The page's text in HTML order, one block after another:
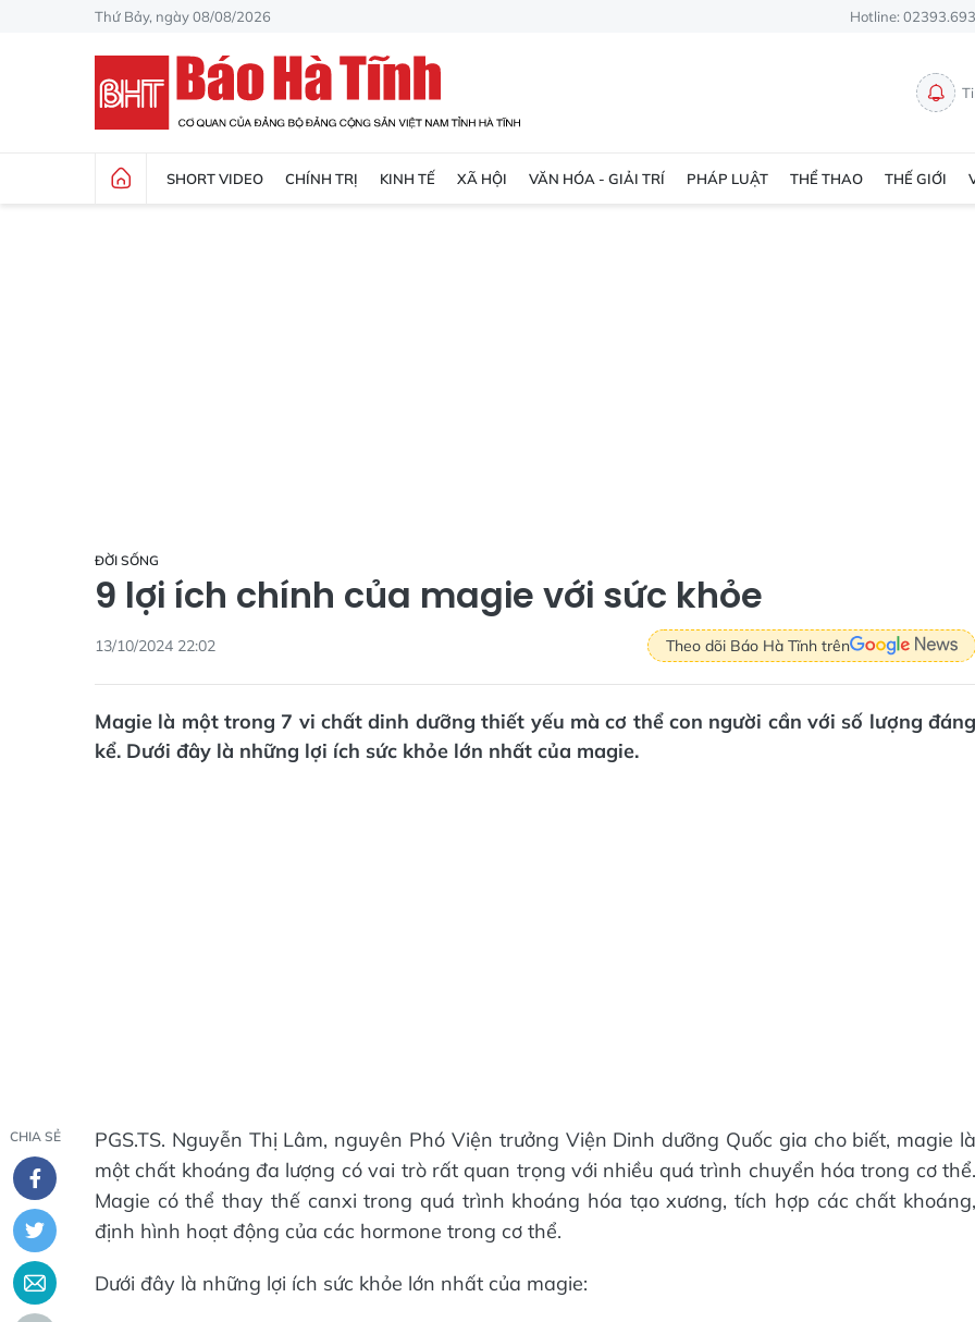
Thứ Bảy, ngày 08/08/2026 Hotline:
SHORT VIDEO CHÍNH TRỊ KINH TẾ XÃ HỘI VĂN HÓA - GIẢI TRÍ PHÁP LUẬT THỂ THAO THẾ GIỚI
ĐỜI SỐNG
9 lợi ích chính của magie với sức khỏe
13/10/2024 22:02 Theo dõi Báo Hà Tĩnh trên
Magie là một trong 7 vi chất dinh dưỡng thiết yếu mà cơ thể con người cần với số lượng đáng
kể. Dưới đây là những lợi ích sức khỏe lớn nhất của magie.
CHIA SẺ
PGS.TS. Nguyễn Thị Lâm, nguyên Phó Viện trưởng Viện Dinh dưỡng Quốc gia cho biết, magie là
một chất khoáng đa lượng có vai trò rất quan trọng với nhiều quá trình chuyển hóa trong cơ thể.
Magie có thể thay thế canxi trong quá trình khoáng hóa tạo xương, tích hợp các chất khoáng,
định hình hoạt động của các hormone trong cơ thể.
Dưới đây là những lợi ích sức khỏe lớn nhất của magie: